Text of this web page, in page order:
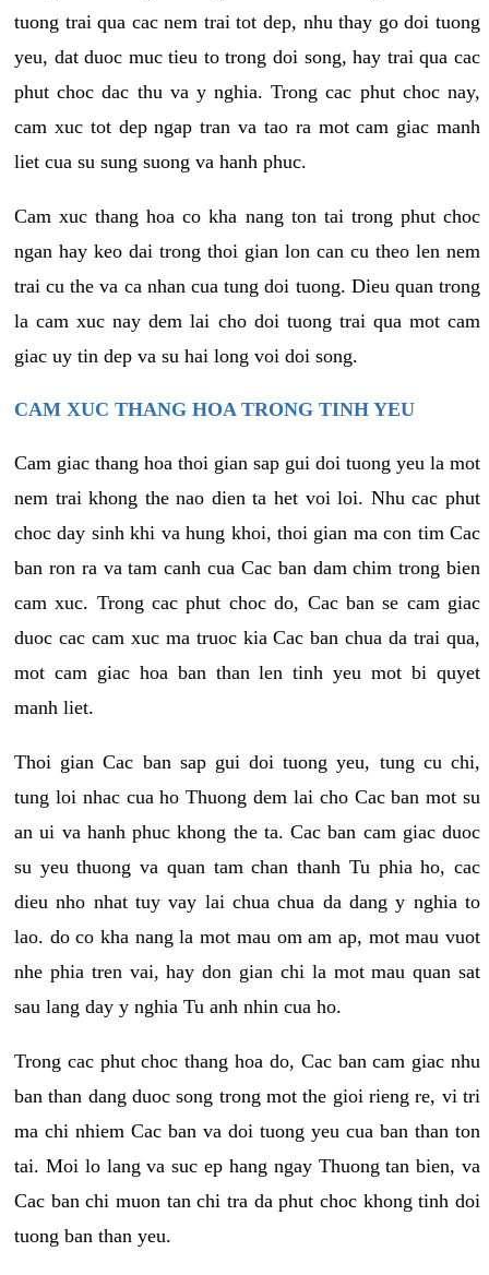
tuong trai qua cac nem trai tot dep, nhu thay go doi tuong
yeu, dat duoc muc tieu to trong doi song, hay trai qua cac
phut choc dac thu va y nghia. Trong cac phut choc nay,
cam xuc tot dep ngap tran va tao ra mot cam giac manh
liet cua su sung suong va hanh phuc.
Cam xuc thang hoa co kha nang ton tai trong phut choc
ngan hay keo dai trong thoi gian lon can cu theo len nem
trai cu the va ca nhan cua tung doi tuong. Dieu quan trong
la cam xuc nay dem lai cho doi tuong trai qua mot cam
giac uy tin dep va su hai long voi doi song.
CAM XUC THANG HOA TRONG TINH YEU
Cam giac thang hoa thoi gian sap gui doi tuong yeu la mot
nem trai khong the nao dien ta het voi loi. Nhu cac phut
choc day sinh khi va hung khoi, thoi gian ma con tim Cac
ban ron ra va tam canh cua Cac ban dam chim trong bien
cam xuc. Trong cac phut choc do, Cac ban se cam giac
duoc cac cam xuc ma truoc kia Cac ban chua da trai qua,
mot cam giac hoa ban than len tinh yeu mot bi quyet
manh liet.
Thoi gian Cac ban sap gui doi tuong yeu, tung cu chi,
tung loi nhac cua ho Thuong dem lai cho Cac ban mot su
an ui va hanh phuc khong the ta. Cac ban cam giac duoc
su yeu thuong va quan tam chan thanh Tu phia ho, cac
dieu nho nhat tuy vay lai chua chua da dang y nghia to
lao. do co kha nang la mot mau om am ap, mot mau vuot
nhe phia tren vai, hay don gian chi la mot mau quan sat
sau lang day y nghia Tu anh nhin cua ho.
Trong cac phut choc thang hoa do, Cac ban cam giac nhu
ban than dang duoc song trong mot the gioi rieng re, vi tri
ma chi nhiem Cac ban va doi tuong yeu cua ban than ton
tai. Moi lo lang va suc ep hang ngay Thuong tan bien, va
Cac ban chi muon tan chi tra da phut choc khong tinh doi
tuong ban than yeu.